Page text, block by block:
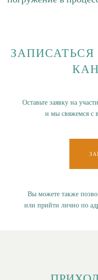
Оставьте заявку на
и мы свяжемся с
Вы можете также
или прийти лично по